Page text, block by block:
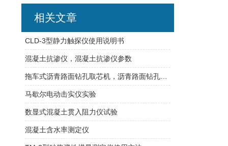
相关文章
CLD-3型静力触探仪使用说明书
混凝土抗渗仪，混凝土抗渗仪参数
马歇尔电动击实仪实验
数显式混凝土贯入阻力仪试验
混凝土含水率测定仪